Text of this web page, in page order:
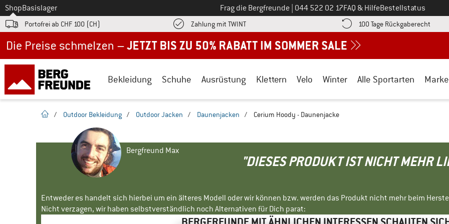
Zum
ShopBasislager Frag die Bergfreunde Ruf uns an unter
044 522 02 17FAQ & HilfeBestellstatus
Portofrei ab CHF 100 (CH) Zahlung mit TWINTFinde die Zahlungs-Infos hier! Öffnet sich in einer Infobox
100 Tage Rückgaberecht
Bekleidung Schuhe Ausrüstung Klettern Velo Winter Alle Sportarten
Startseite
/ Outdoor Bekleidung / Outdoor Jacken / Daunenjacken / Cerium Hoody - Daunenjacke
Bergfreund Max
"DIESES PRODUKT IST NICHT MEHR
Entweder es handelt sich hierbei um ein älteres Modell oder wir können bzw. werden das Produkt nicht mehr beim
Nicht verzagen, wir haben selbstverständlich noch Alternativen für Dich parat: